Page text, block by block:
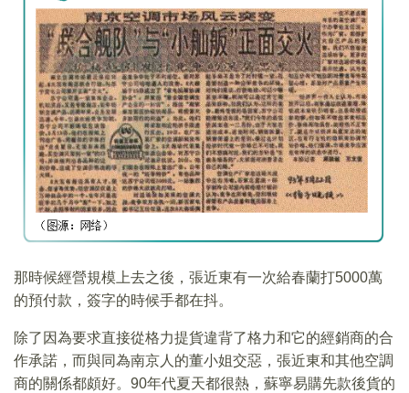
那時候經營規模上去之後，張近東有一次給春蘭打5000萬
的預付款，簽字的時候手都在抖。
除了因為要求直接從格力提貨違背了格力和它的經銷商的合
作承諾，而與同為南京人的董小姐交惡，張近東和其他空調
商的關係都頗好。90年代夏天都很熱，蘇寧易購先款後貨的